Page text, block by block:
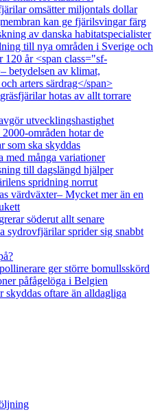
omsätter miljontals dollar
kan ge fjärilsvingar färg
av danska habitatspecialister
till nya områden i Sverige och
120 år <span class="sf-
betydelsen av klimat,
arters särdrag</span>
hotas av allt torrare
utvecklingshastighet
områden hotar de
som ska skyddas
med många variationer
till dagslängd hjälper
spridning norrut
värdväxter– Mycket mer än en
söderut allt senare
sydrovfjärilar sprider sig snabbt
ger större bomullsskörd
påfågelöga i Belgien
skyddas oftare än alldagliga